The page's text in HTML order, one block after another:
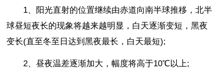
1、阳光直射的位置继续由赤道向南半球推移，北半
球昼短夜长的现象将越来越明显，白天逐渐变短，黑夜
变长(直至冬至日达到黑夜最长，白天最短);
2、昼夜温差逐渐加大，幅度将高于10℃以上;